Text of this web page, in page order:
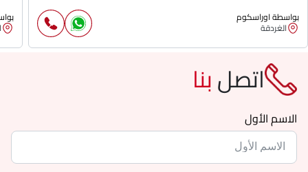
بواسطة اوراسكوم
الغردقة
اتصلبنا
الاسم الأول